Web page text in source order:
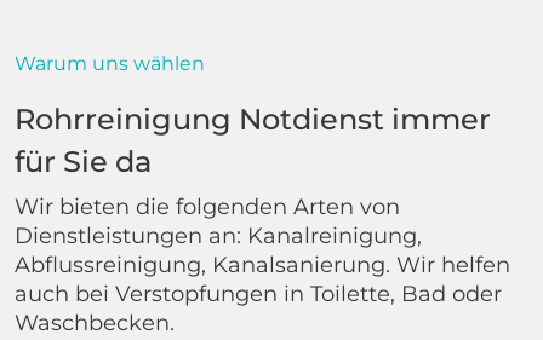
Warum uns wählen
Rohrreinigung Notdienst immer
für Sie da
Wir bieten die folgenden Arten von
Dienstleistungen an: Kanalreinigung,
Abflussreinigung, Kanalsanierung. Wir helfen
auch bei Verstopfungen in Toilette, Bad oder
Waschbecken.